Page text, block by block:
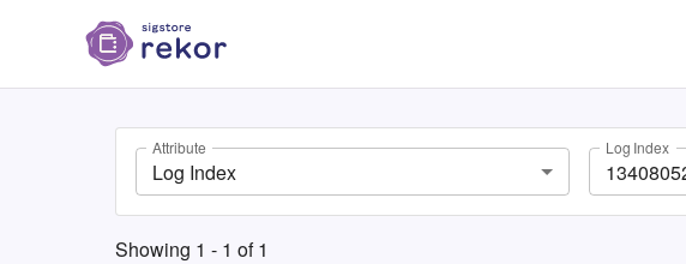
Attribute
Log Index
Log Index
Showing 1 - 1 of1